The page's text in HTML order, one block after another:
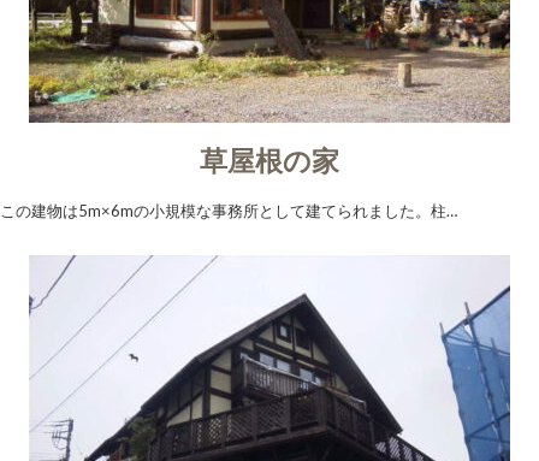
草屋根の家
この建物は5m×6mの小規模な事務所として建てられました。柱…